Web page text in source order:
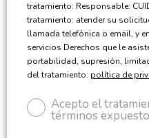
tratamiento: Responsable:
tratamiento: atender su
llamada telefónica o email, y
servicios Derechos que le
portabilidad, supresión,
del tratamiento: política de
Acepto el
términos